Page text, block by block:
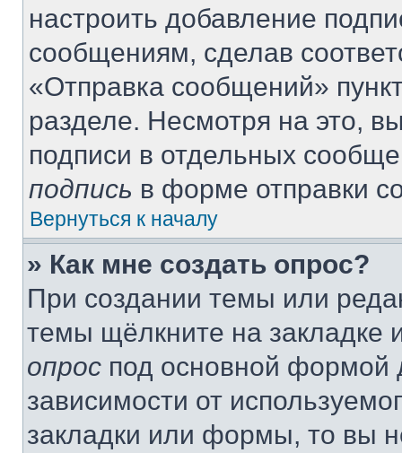
настроить добавление
сообщениям, сделав
«Отправка сообщений»
разделе. Несмотря на это,
подписи в отдельных
подпись в форме отправки
Вернуться к началу
» Как мне создать опрос?
При создании темы или
темы щёлкните на
опрос под основной формой
зависимости от
закладки или формы, то вы